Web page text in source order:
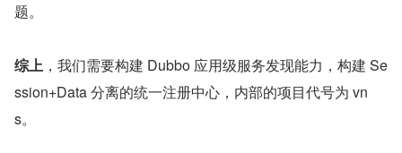
题。
综上 ，我们需要构建 Dubbo 应用级服务发现能力，构建 Se
ssion+Data 分离的统一注册中心，内部的项目代号为 vn
s。